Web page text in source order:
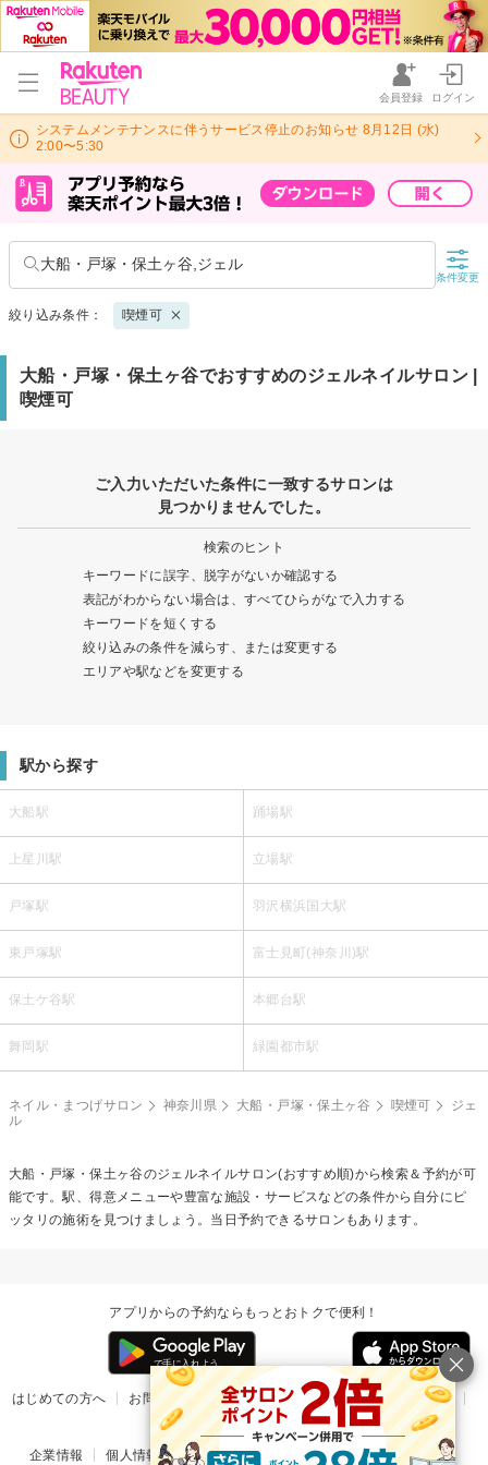
会員登録 ログイン
システムメンテナンスに伴うサービス停止のお知らせ 8月12日 (水)
2:00〜5:30
大船・戸塚・保土ヶ谷,ジェル
条件変更
絞り込み条件： 喫煙可
大船・戸塚・保土ヶ谷でおすすめのジェルネイルサロン |
喫煙可
ご入力いただいた条件に一致するサロンは
見つかりませんでした。
検索のヒント
キーワードに誤字、脱字がないか確認する
表記がわからない場合は、すべてひらがなで入力する
キーワードを短くする
絞り込みの条件を減らす、または変更する
エリアや駅などを変更する
駅から探す
大船駅 踊場駅
上星川駅 立場駅
戸塚駅 羽沢横浜国大駅
東戸塚駅 富士見町(神奈川)駅
保土ケ谷駅 本郷台駅
舞岡駅 緑園都市駅
ネイル・まつげサロン 神奈川県 大船・戸塚・保土ヶ谷 喫煙可
ジェ
ル
大船・戸塚・保土ヶ谷のジェルネイルサロン(おすすめ順)から検索＆予約が可
能です。駅、得意メニューや豊富な施設・サービスなどの条件から自分にピ
ッタリの施術を見つけましょう。当日予約できるサロンもあります。
アプリからの予約ならもっとおトクで便利！
はじめての方へ お問い合わせ ヘルプ リリース情報
利用規約
掲載ご希望のサロン様
企業情報 個人情報保護方針 楽天のサービス一覧 アプリ一覧